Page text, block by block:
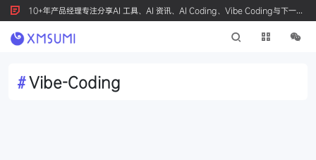
10+年产品经理专注分享AI 工具、AI 资讯、AI Coding、Vibe Coding与下一代
产品创新，按 Ctrl+D 收藏我们
#Vibe-Coding